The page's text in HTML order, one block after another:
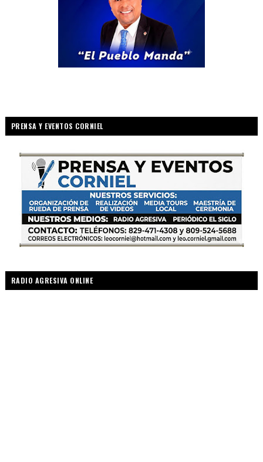
PRENSA Y EVENTOS CORNIEL
RADIO AGRESIVA ONLINE